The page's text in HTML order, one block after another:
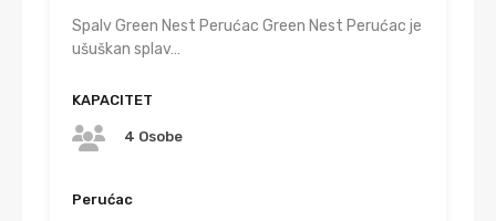
Spalv Green Nest Perućac Green Nest Perućac je
ušuškan splav…
KAPACITET
4 Osobe
Perućac